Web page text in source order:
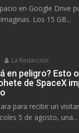
en Google Drive
Los 15 GB...
La Redacción
en peligro? Esto
de SpaceX
para recibir un
5 de agosto, una...